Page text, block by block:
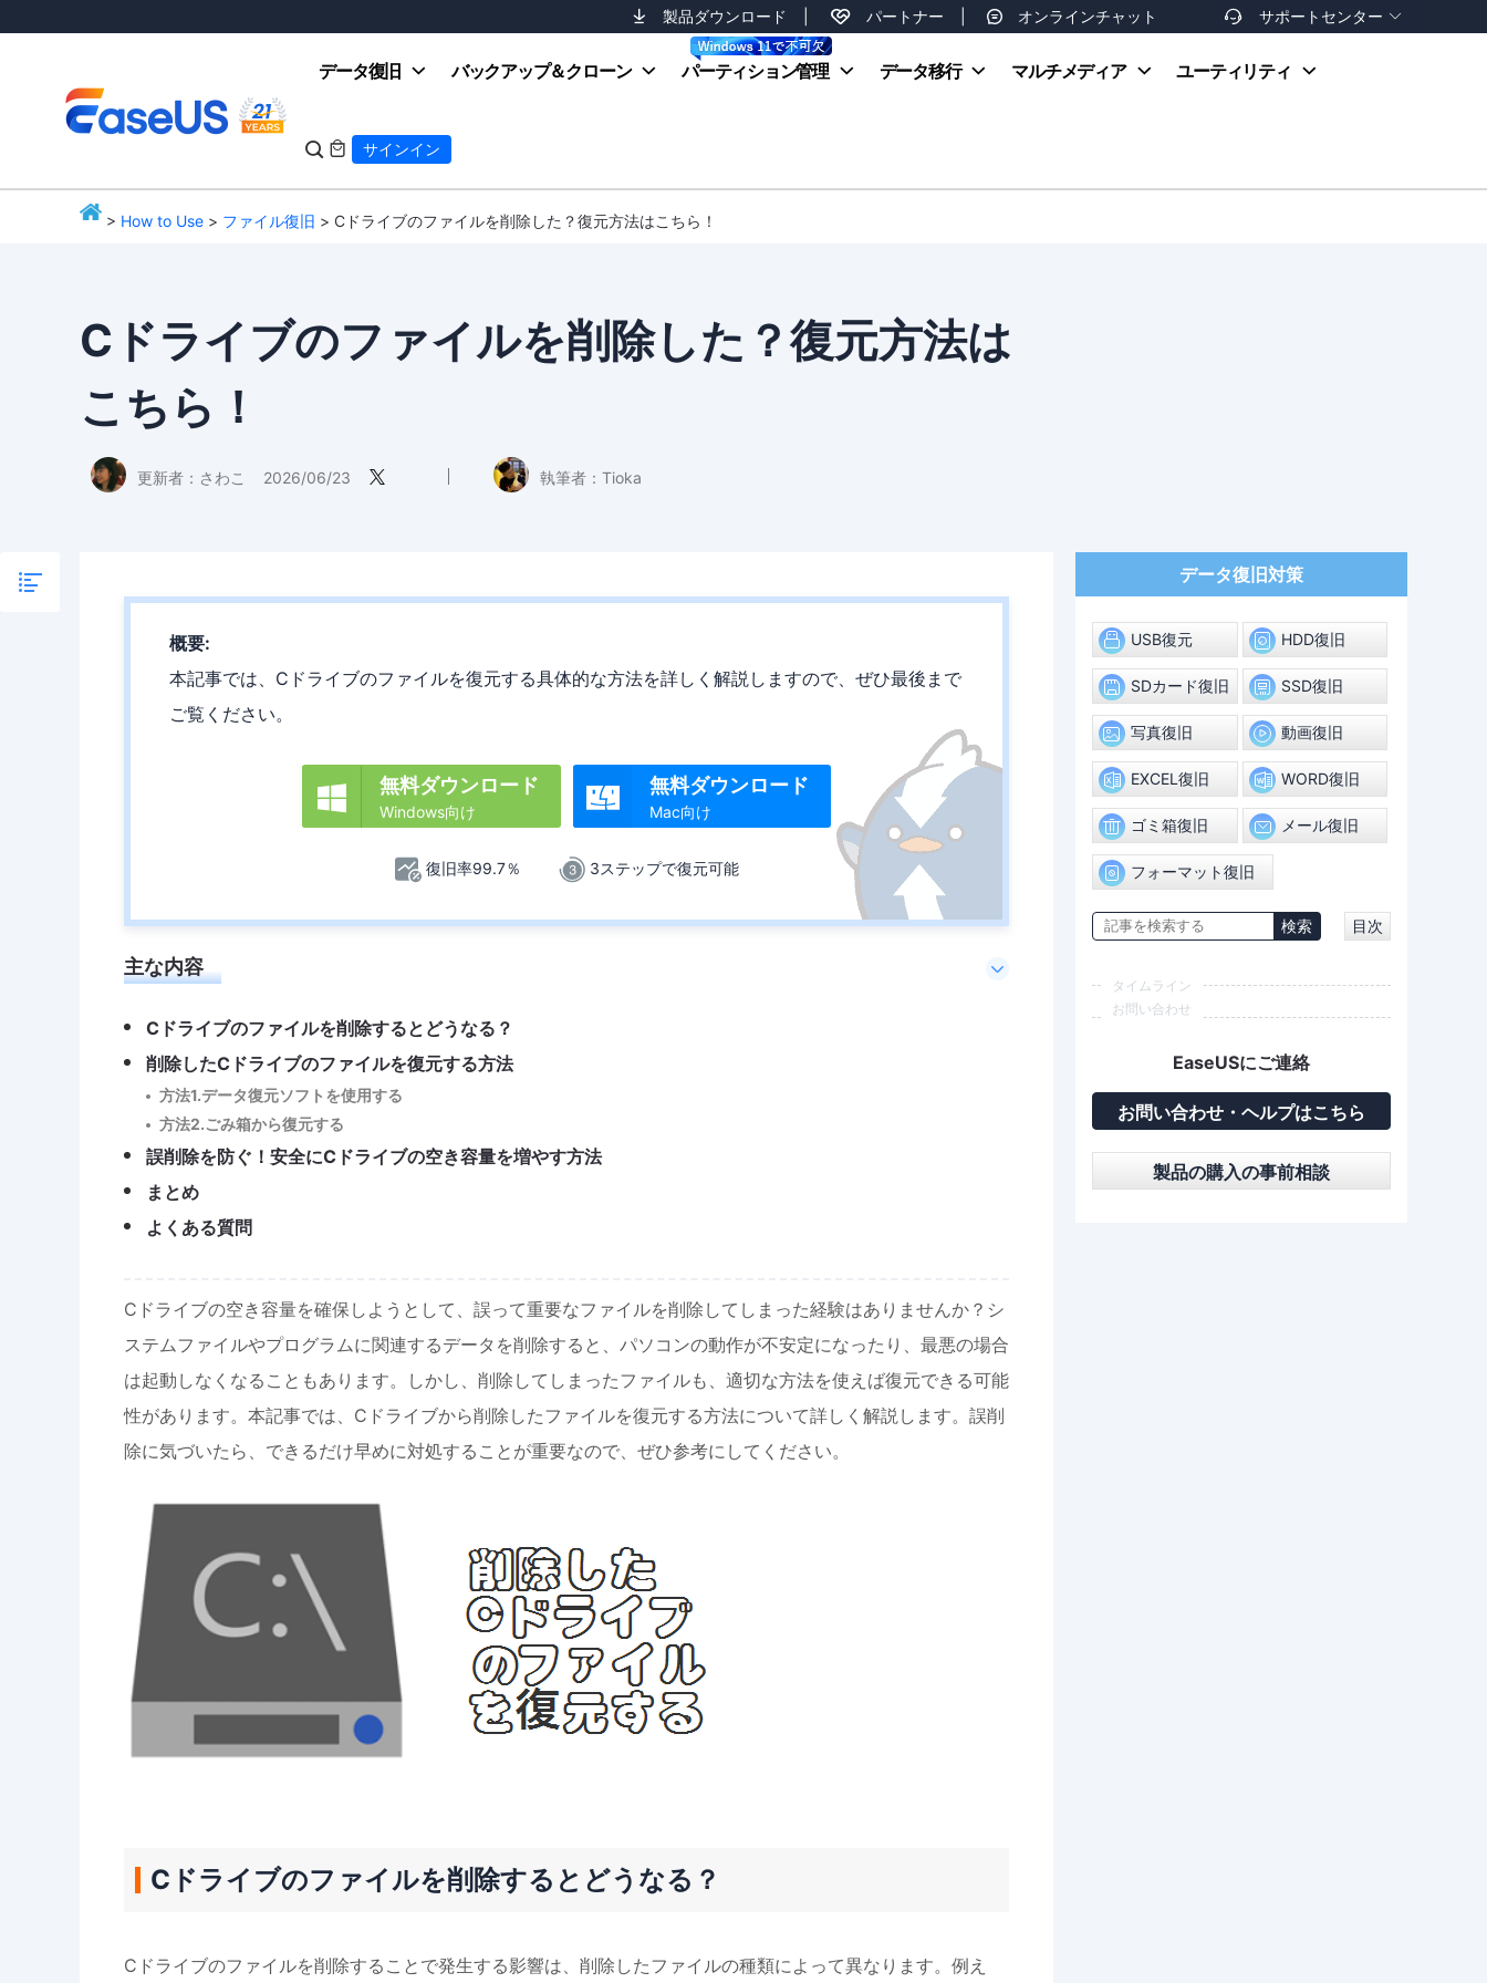
製品ダウンロード パートナー オンラインチャット  サポートセンター 
お支払い方法
データ復旧 バックアップ＆クローン パーティション管理 データ移行 マルチメディア ユーティリティ
  サインイン
> How to Use > ファイル復旧 > Cドライブのファイルを削除した？復元方法はこちら！
Cドライブのファイルを削除した？復元方法は
こちら！
更新者： さわこ 2026/06/23  執筆者： Tioka
概要:
本記事では、Cドライブのファイルを復元する具体的な方法を詳しく解説しますので、ぜひ最後まで
ご覧ください。
 無料ダウンロード
Windows向け

無料ダウンロード
Mac向け
復旧率99.7％ 3ステップで復元可能
主な内容
Cドライブのファイルを削除するとどうなる？
削除したCドライブのファイルを復元する方法
方法1.データ復元ソフトを使用する
方法2.ごみ箱から復元する
誤削除を防ぐ！安全にCドライブの空き容量を増やす方法
まとめ
よくある質問
Cドライブの空き容量を確保しようとして、誤って重要なファイルを削除してしまった経験はありませんか？シ
ステムファイルやプログラムに関連するデータを削除すると、パソコンの動作が不安定になったり、最悪の場合
は起動しなくなることもあります。しかし、削除してしまったファイルも、適切な方法を使えば復元できる可能
性があります。本記事では、Cドライブから削除したファイルを復元する方法について詳しく解説します。誤削
除に気づいたら、できるだけ早めに対処することが重要なので、ぜひ参考にしてください。
Cドライブのファイルを削除するとどうなる？
Cドライブのファイルを削除することで発生する影響は、削除したファイルの種類によって異なります。例え
データ復旧対策
USB復元 HDD復旧
SDカード復旧 SSD復旧
写真復旧 動画復旧
EXCEL復旧 WORD復旧
ゴミ箱復旧 メール復旧
フォーマット復旧
目次
タイムライン
お問い合わせ
EaseUSにご連絡
お問い合わせ・ヘルプはこちら
製品の購入の事前相談